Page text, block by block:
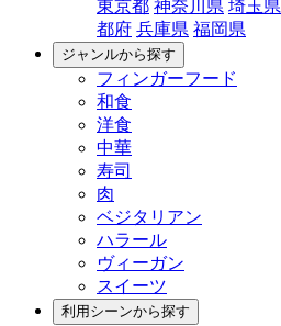
東京都 神奈川県 埼玉県
都府 兵庫県 福岡県
ジャンルから探す
フィンガーフード
和食
洋食
中華
寿司
肉
ベジタリアン
ハラール
ヴィーガン
スイーツ
利用シーンから探す